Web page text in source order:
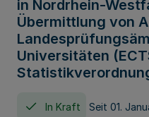
in Nordrhein-
Übermittlung von
Universitäten
In Kraft Seit 01.